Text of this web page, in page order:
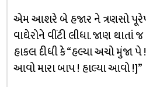
એમ આશરે બે હજાર ને ત્રણસો
વાઘેરોને વીંટી લીધા. જાણ થાતાં
હાકલ દીધી કે “હલ્યા અચો મુંજા
આવો મારા બાપ ! હાલ્યા આવો !]”